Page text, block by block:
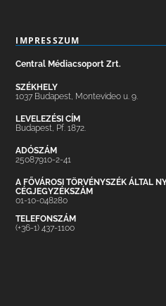
IMPRESSZUM
Central Médiacsoport Zrt.
SZÉKHELY
1037 Budapest, Montevideo u. 9.
LEVELEZÉSI CÍM
Budapest, Pf. 1872.
ADÓSZÁM
25087910-2-41
A FŐVÁROSI TÖRVÉNYSZÉK ÁLTAL
CÉGJEGYZÉKSZÁM
01-10-048280
TELEFONSZÁM
(+36-1) 437-1100